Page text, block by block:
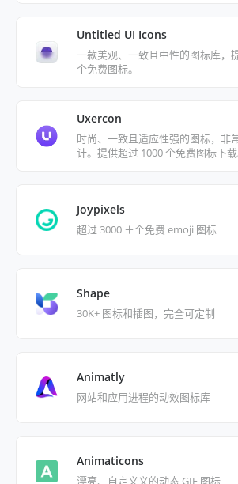
Untitled UI Icons
一款美观、一致且中性的图标库，
个免费图标。
Uxercon
时尚、一致且适应性强的图标，非
计。提供超过 1000 个免费图标下载
Joypixels
超过 3000 ＋个免费 emoji 图标
Shape
30K+ 图标和插图，完全可定制
Animatly
网站和应用进程的动效图标库
Animaticons
漂亮、自定义义的动态 GIF 图标